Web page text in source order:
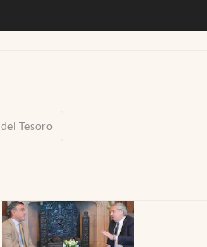
Tesoro